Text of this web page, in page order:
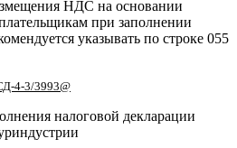
НДС на основании
при заполнении
указывать по строке 055
4-3/3993@
налоговой декларации